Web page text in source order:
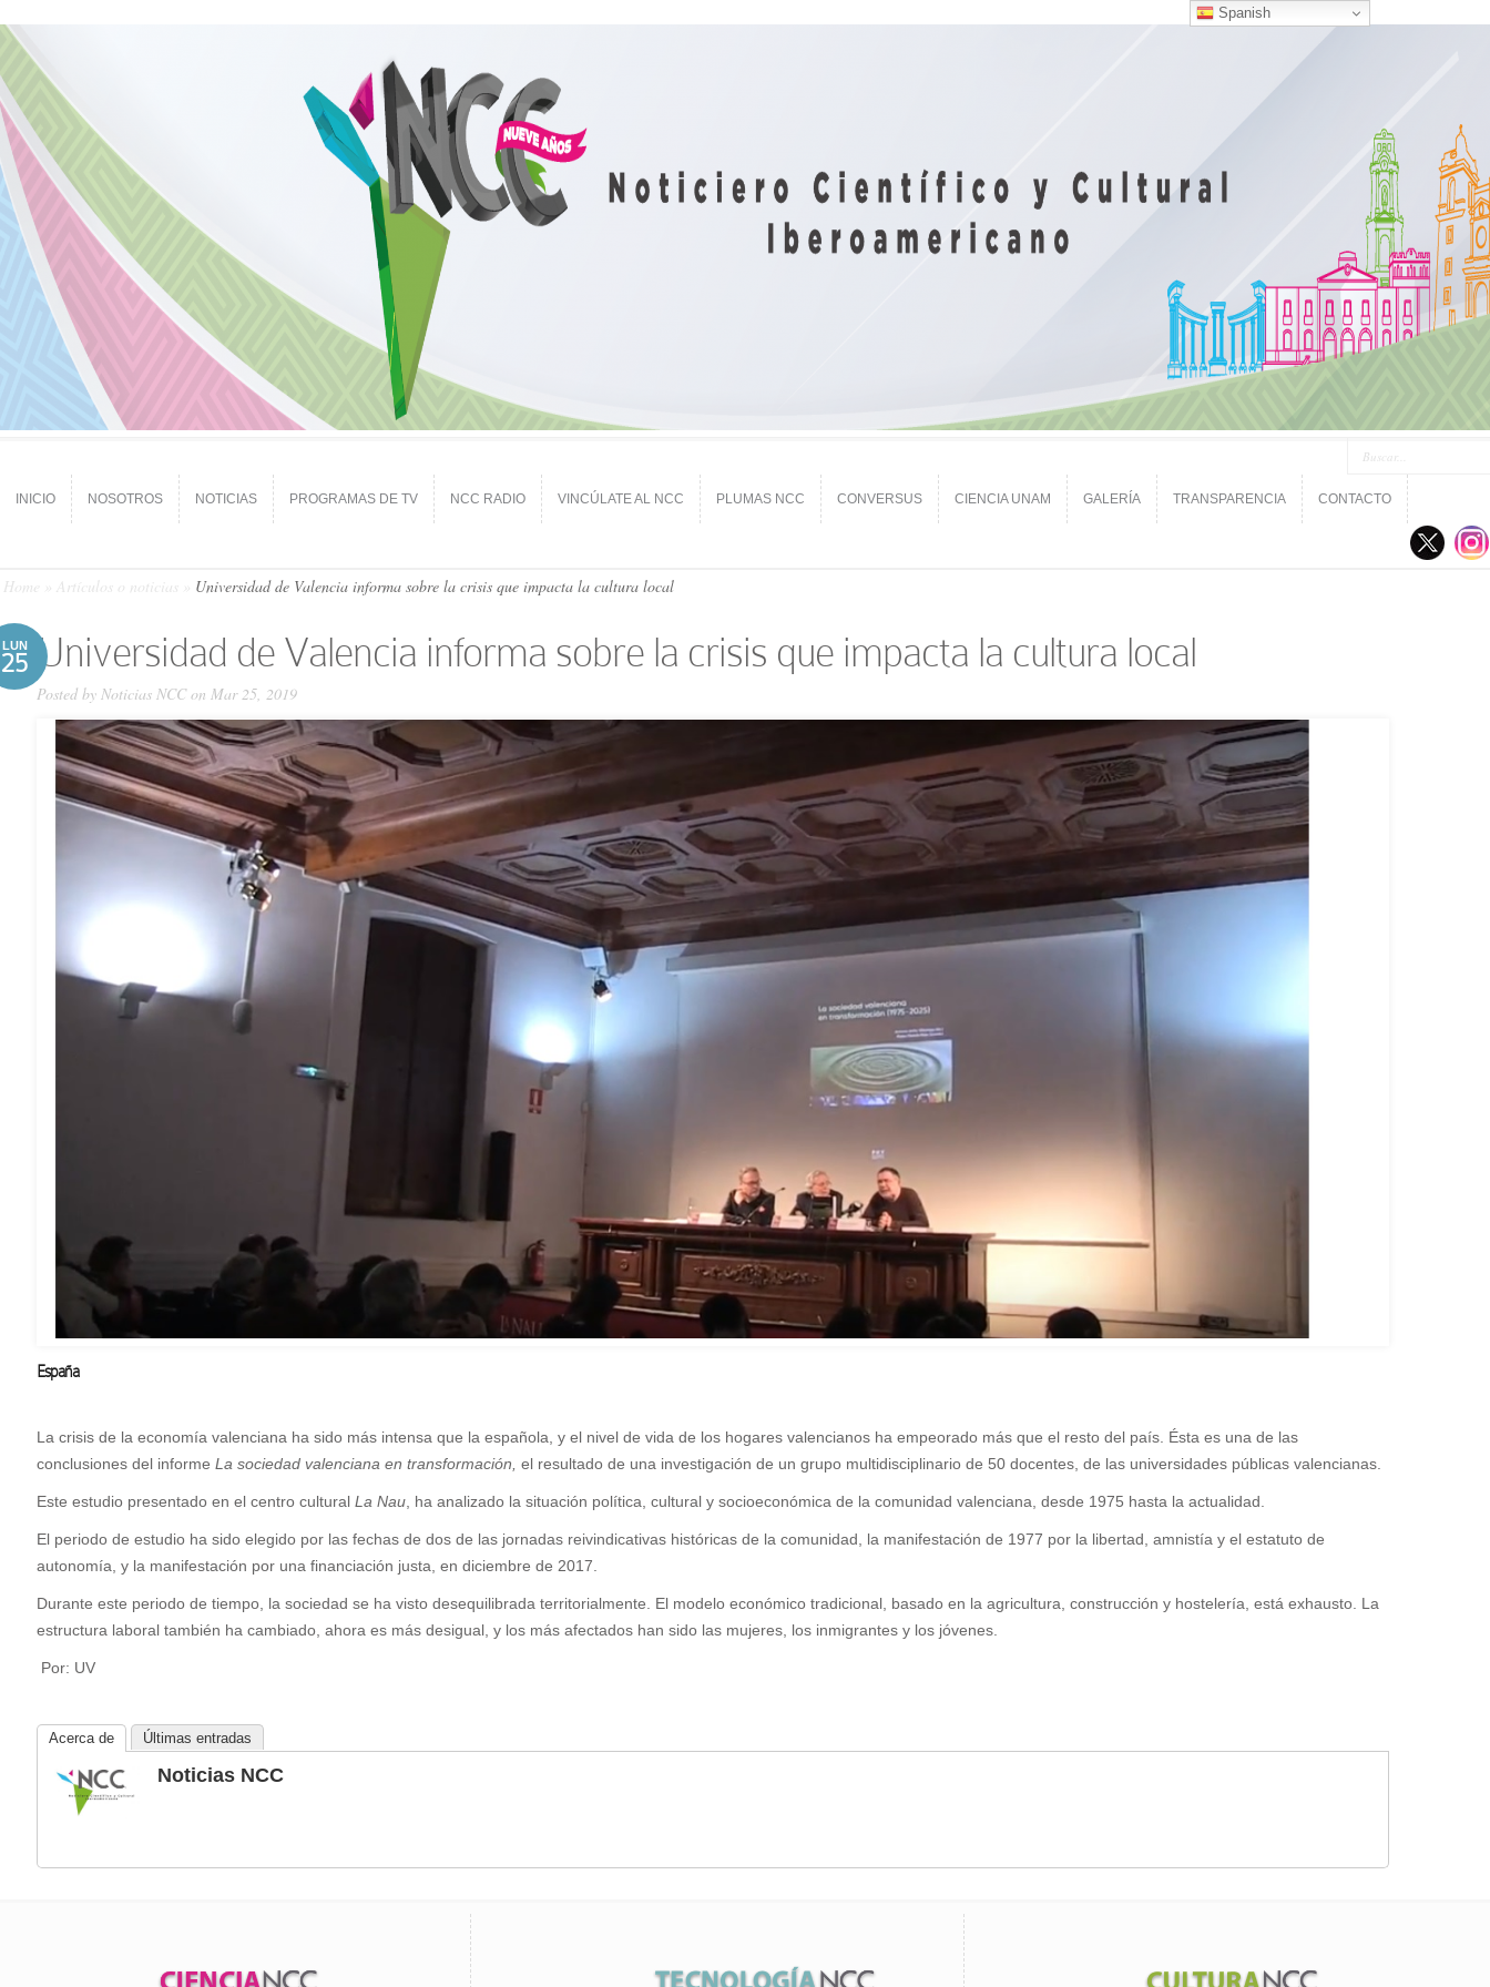
INICIO NOSOTROS NOTICIAS PROGRAMAS DE TV NCC RADIO VINCÚLATE AL NCC PLUMAS NCC CONVERSUS CIENCIA UNAM GALERÍA TRANSPARENCIA CONTACTO
Home Artículos o noticias Universidad de Valencia informa sobre la crisis que impacta la cultura local
LUN
25 Universidad de Valencia informa sobre la crisis que impacta la cultura local
Posted by Noticias NCCon Mar 25, 2019
España
La crisis de la economía valenciana ha sido más intensa que la española, y el nivel de vida de los hogares valencianos ha empeorado más que el resto del país. Ésta es una de las
conclusiones del informe La sociedad valenciana en transformación, el resultado de una investigación de un grupo multidisciplinario de 50 docentes, de las universidades públicas valencianas.
Este estudio presentado en el centro cultural La Nau , ha analizado la situación política, cultural y socioeconómica de la comunidad valenciana, desde 1975 hasta la actualidad.
El periodo de estudio ha sido elegido por las fechas de dos de las jornadas reivindicativas históricas de la comunidad, la manifestación de 1977 por la libertad, amnistía y el estatuto de
autonomía, y la manifestación por una financiación justa, en diciembre de 2017.
Durante este periodo de tiempo, la sociedad se ha visto desequilibrada territorialmente. El modelo económico tradicional, basado en la agricultura, construcción y hostelería, está exhausto. La
estructura laboral también ha cambiado, ahora es más desigual, y los más afectados han sido las mujeres, los inmigrantes y los jóvenes.
Por: UV
Acerca de Últimas entradas
Noticias NCC
Spanish